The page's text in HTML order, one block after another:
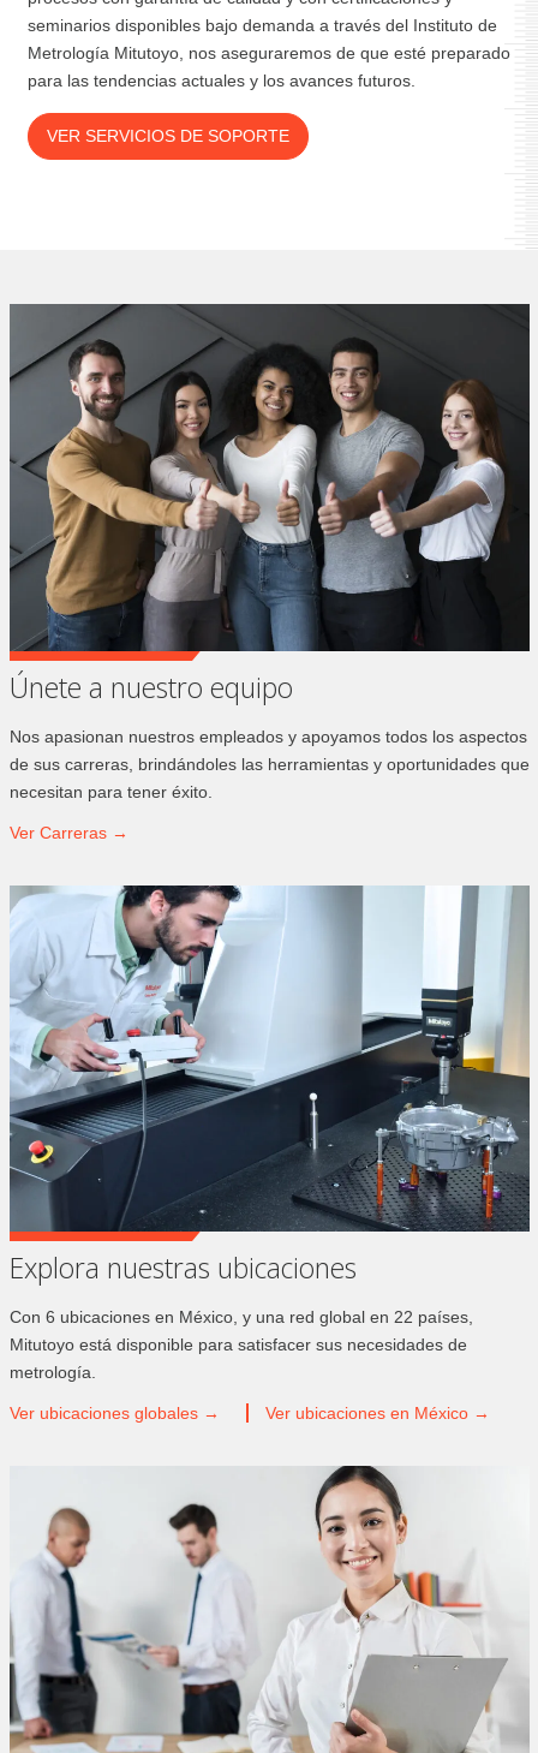
seminarios disponibles bajo demanda a través del Instituto de
Metrología Mitutoyo, nos aseguraremos de que esté preparado
para las tendencias actuales y los avances futuros.
VER SERVICIOS DE SOPORTE
Únete a nuestro equipo
Nos apasionan nuestros empleados y apoyamos todos los aspectos
de sus carreras, brindándoles las herramientas y oportunidades que
necesitan para tener éxito.
Ver Carreras →
Explora nuestras ubicaciones
Con 6 ubicaciones en México, y una red global en 22 países,
Mitutoyo está disponible para satisfacer sus necesidades de
metrología.
Ver ubicaciones globales → Ver ubicaciones en México →